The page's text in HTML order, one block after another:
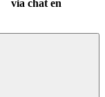
via chat en